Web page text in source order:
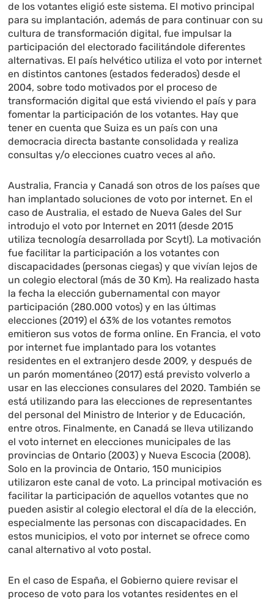
de los votantes eligió este sistema. El motivo principal
para su implantación, además de para continuar con su
cultura de transformación digital, fue impulsar la
participación del electorado facilitándole diferentes
alternativas. El país helvético utiliza el voto por internet
en distintos cantones (estados federados) desde el
2004, sobre todo motivados por el proceso de
transformación digital que está viviendo el país y para
fomentar la participación de los votantes. Hay que
tener en cuenta que Suiza es un país con una
democracia directa bastante consolidada y realiza
consultas y/o elecciones cuatro veces al año.
Australia, Francia y Canadá son otros de los países que
han implantado soluciones de voto por internet. En el
caso de Australia, el estado de Nueva Gales del Sur
introdujo el voto por Internet en 2011 (desde 2015
utiliza tecnología desarrollada por Scytl). La motivación
fue facilitar la participación a los votantes con
discapacidades (personas ciegas) y que vivían lejos de
un colegio electoral (más de 30 Km). Ha realizado hasta
la fecha la elección gubernamental con mayor
participación (280.000 votos) y en las últimas
elecciones (2019) el 63% de los votantes remotos
emitieron sus votos de forma online. En Francia, el voto
por internet fue implantado para los votantes
residentes en el extranjero desde 2009, y después de
un parón momentáneo (2017) está previsto volverlo a
usar en las elecciones consulares del 2020. También se
está utilizando para las elecciones de representantes
del personal del Ministro de Interior y de Educación,
entre otros. Finalmente, en Canadá se lleva utilizando
el voto internet en elecciones municipales de las
provincias de Ontario (2003) y Nueva Escocia (2008).
Solo en la provincia de Ontario, 150 municipios
utilizaron este canal de voto. La principal motivación es
facilitar la participación de aquellos votantes que no
pueden asistir al colegio electoral el día de la elección,
especialmente las personas con discapacidades. En
estos municipios, el voto por internet se ofrece como
canal alternativo al voto postal.
En el caso de España, el Gobierno quiere revisar el
proceso de voto para los votantes residentes en el